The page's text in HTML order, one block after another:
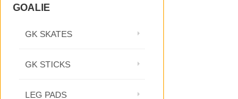
GOALIE
GK SKATES
GK STICKS
LEG PADS